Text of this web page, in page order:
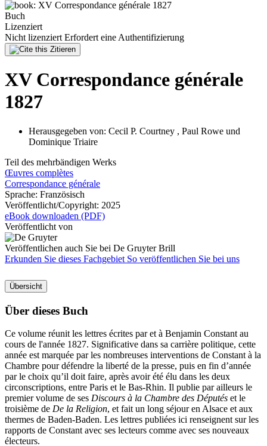
Buch
Lizenziert
Nicht lizenziert Erfordert eine Authentifizierung
Zitieren
XV Correspondance générale
1827
Herausgegeben von: Cecil P. Courtney , Paul Rowe und
Dominique Triaire
Teil des mehrbändigen Werks
Œuvres complètes
Correspondance générale
Sprache: Französisch
Veröffentlicht/Copyright: 2025
eBook downloaden (PDF)
Veröffentlicht von
Veröffentlichen auch Sie bei De Gruyter Brill
Erkunden Sie dieses Fachgebiet So veröffentlichen Sie bei uns
Übersicht
Über dieses Buch
Ce volume réunit les lettres écrites par et à Benjamin Constant au
cours de l'année 1827. Significative dans sa carrière politique, cette
année est marquée par les nombreuses interventions de Constant à la
Chambre pour défendre la liberté de la presse, puis en fin d’année
par le choix qu’il doit faire, après avoir été élu dans les deux
circonscriptions, entre Paris et le Bas-Rhin. Il publie par ailleurs le
premier volume de ses Discours à la Chambre des Députés et le
troisième de De la Religion, et fait un long séjour en Alsace et aux
thermes de Baden-Baden. Les lettres publiées ici renseignent sur les
rapports de Constant avec ses lecteurs comme avec ses nouveaux
électeurs.